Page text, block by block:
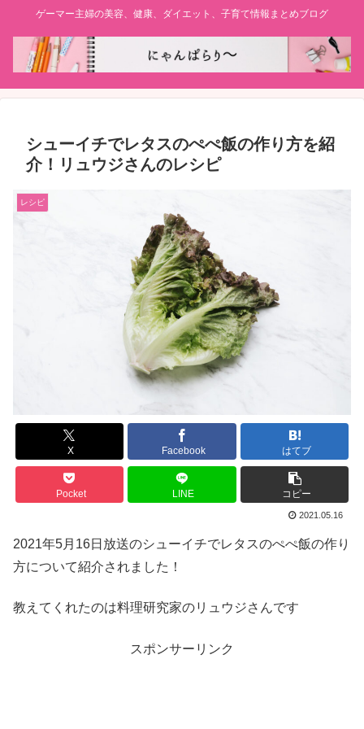
ゲーマー主婦の美容、健康、ダイエット、子育て情報まとめブログ
シューイチでレタスのぺぺ飯の作り方を紹
介！リュウジさんのレシピ
レシピ
X Facebook はてブ
Pocket LINE コピー
2021.05.16
2021年5月16日放送のシューイチでレタスのぺぺ飯の作り
方について紹介されました！
教えてくれたのは料理研究家のリュウジさんです
スポンサーリンク